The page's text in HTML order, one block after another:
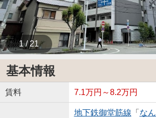
1 / 21
基本情報
賃料 7.1万円～8.2万円
地下鉄御堂筋線 「 な